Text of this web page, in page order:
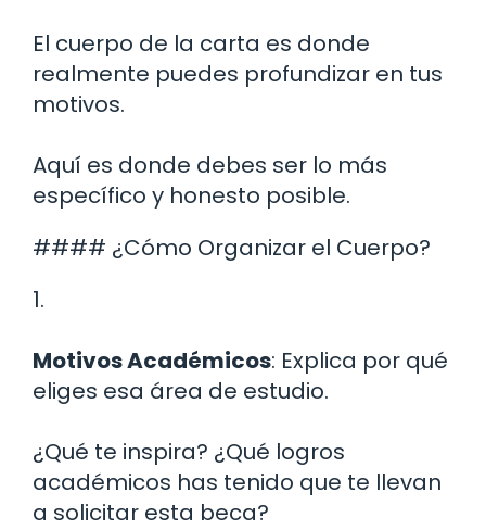
El cuerpo de la carta es donde
realmente puedes profundizar en tus
motivos.
Aquí es donde debes ser lo más
específico y honesto posible.
#### ¿Cómo Organizar el Cuerpo?
1.
Motivos Académicos: Explica por qué
eliges esa área de estudio.
¿Qué te inspira? ¿Qué logros
académicos has tenido que te llevan
a solicitar esta beca?